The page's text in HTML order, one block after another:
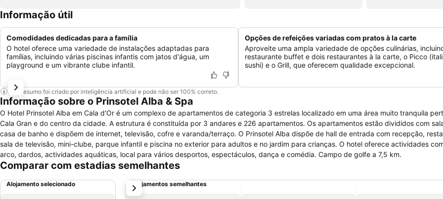
Informação útil
Comodidades dedicadas para a família
O hotel oferece uma variedade de instalações adaptadas para
famílias, incluindo várias piscinas infantis com jatos d'água, um
playground e um vibrante clube infantil.
Opções de refeições variadas com pratos à la carte
Aproveite uma ampla variedade de opções culinárias,
restaurante buffet e dois restaurantes à la carte, o Picco
sushi) e o Grill, que oferecem qualidade excepcional.
Este resumo foi criado por inteligência artificial e pode não ser 100% correto.
Informação sobre o Prinsotel Alba & Spa
O Hotel Prinsotel Alba em Cala d'Or é um complexo de apartamentos de categoria 3 estrelas localizado em uma área muito tranquila
Cala Gran e do centro da cidade. A estrutura é constituída por 3 andares e 226 apartamentos. Os apartamentos estão divididos com
casa de banho e dispõem de internet, televisão, cofre e varanda/terraço. O Prinsotel Alba dispõe de hall de entrada com recepção,
sala de televisão, mini-clube, parque infantil e piscina no exterior para adultos e no jardim para crianças. O hotel oferece actividades
arco, dardos, actividades aquáticas, local para vários desportos, espectáculos, dança e comédia. Campo de golfe a 7,5 km.
Comparar com estadias semelhantes
Alojamento selecionado Alojamentos semelhantes
próximo